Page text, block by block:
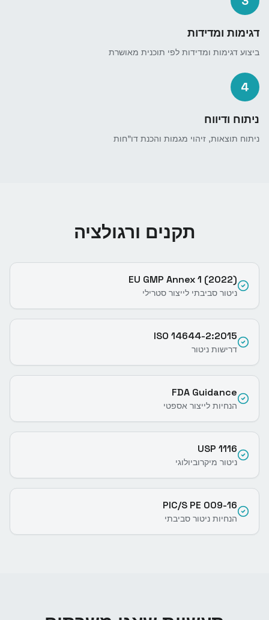
דגימות ומדידות
ביצוע דגימות ומדידות לפי תוכנית מאושרת
4
ניתוח ודיווח
ניתוח תוצאות, זיהוי מגמות והכנת דו"חות
תקנים ורגולציה
EU GMP Annex 1 (2022)
ניטור סביבתי לייצור סטרילי
ISO 14644-2:2015
דרישות ניטור
FDA Guidance
הנחיות לייצור אספטי
USP 1116
ניטור מיקרוביולוגי
PIC/S PE 009-16
הנחיות ניטור סביבתי